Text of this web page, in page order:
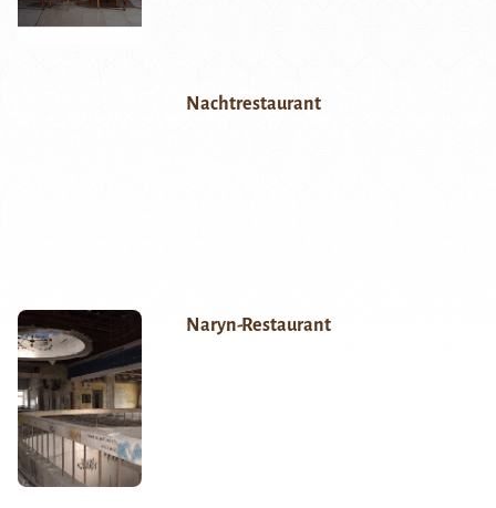
Nachtrestaurant
Naryn-Restaurant